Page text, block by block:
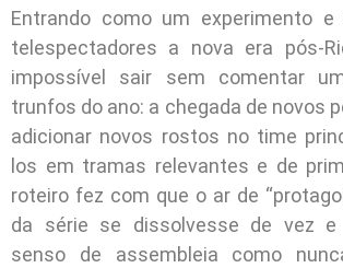
Entrando como um experimento e
telespectadores a nova era pós-
impossível sair sem comentar
trunfos do ano: a chegada de novos
adicionar novos rostos no time
los em tramas relevantes e de
roteiro fez com que o ar de
da série se dissolvesse de vez
senso de assembleia como